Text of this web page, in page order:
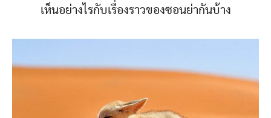
เห็นอย่างไรกับเรื่องราวของซอนย่ากันบ้าง